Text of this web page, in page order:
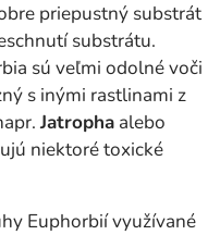
priepustný substrát
substrátu.
sú veľmi odolné voči
s inými rastlinami z
Jatropha alebo
niektoré toxické
Euphorbií využívané